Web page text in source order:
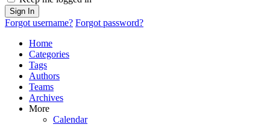
Sign In
Forgot username? Forgot password?
Home
Categories
Tags
Authors
Teams
Archives
More
Calendar